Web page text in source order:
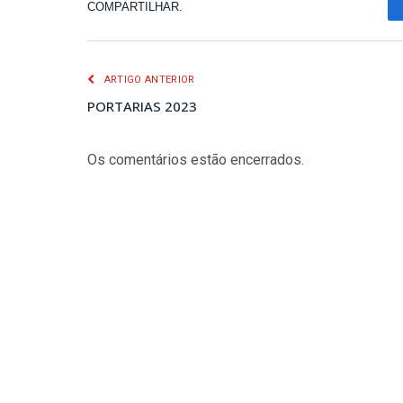
COMPARTILHAR.
ARTIGO ANTERIOR
PORTARIAS 2023
Os comentários estão encerrados.